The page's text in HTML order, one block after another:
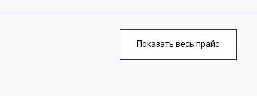
от 80 мин
Показать весь прайс